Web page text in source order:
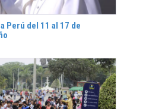
Perú del 11 al 17 de